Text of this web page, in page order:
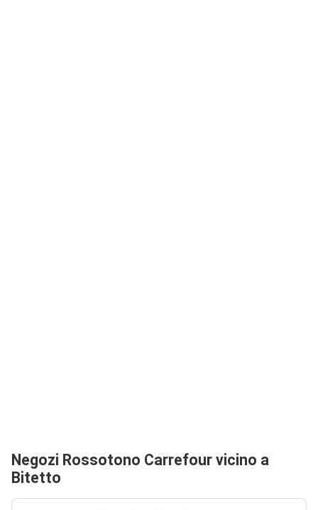
Negozi Rossotono Carrefour vicino a
Bitetto